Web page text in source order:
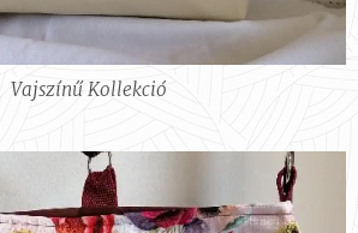
Vajszínű Kollekció